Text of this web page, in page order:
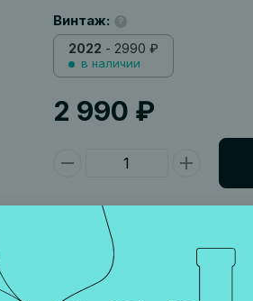
Винтаж: ?
2022 - 2990 ₽
в наличии
2 990 ₽